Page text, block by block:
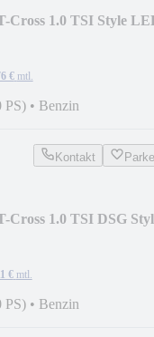
Cross 1.0 TSI Style
€ mtl.
PS) • Benzin
Kontakt
Cross 1.0 TSI DSG
€ mtl.
PS) • Benzin